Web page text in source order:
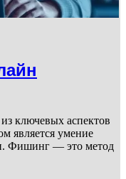
ключевых аспектов
является умение
Фишинг — это метод